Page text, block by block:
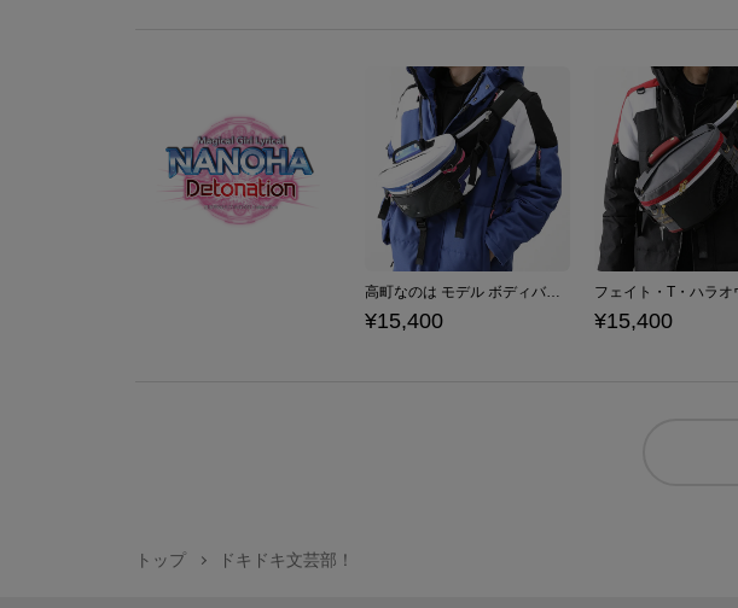
高町なのは モデル ボディバッグ 魔法少女リリカルなのは Detonation
¥15,400 ¥15,400
トップ ドキドキ文芸部！